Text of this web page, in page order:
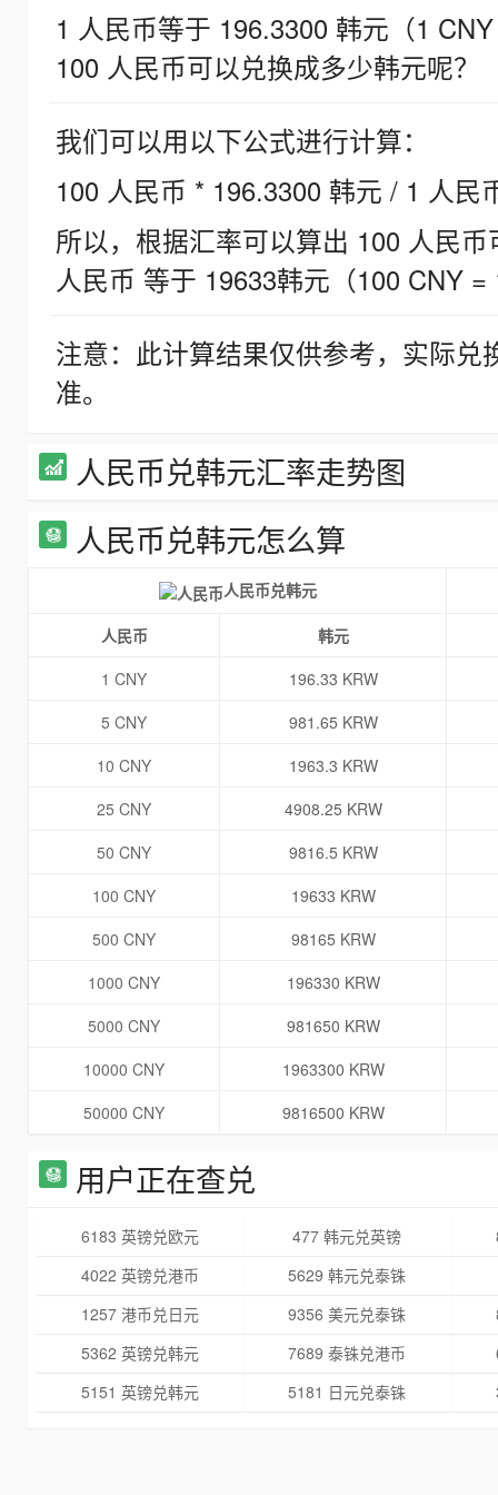
1 人民币等于 196.3300 韩元（1
100 人民币可以兑换成多少韩元呢？
我们可以用以下公式进行计算：
100 人民币 * 196.3300 韩元 / 1 人民
所以，根据汇率可以算出 100 人民
人民币 等于 19633韩元（100 CNY =
注意：此计算结果仅供参考，实际
准。
人民币兑韩元汇率走势图
人民币兑韩元怎么算
人民币兑韩元
人民币
韩元
1 CNY
196.33 KRW
5 CNY
981.65 KRW
10 CNY
1963.3 KRW
25 CNY
4908.25 KRW
50 CNY
9816.5 KRW
100 CNY
19633 KRW
500 CNY
98165 KRW
1000 CNY
196330 KRW
5000 CNY
981650 KRW
10000 CNY
1963300 KRW
50000 CNY
9816500 KRW
用户正在查兑
6183 英镑兑欧元 477 韩元兑英镑
4022 英镑兑港币
5629 韩元兑泰铢
1257 港币兑日元
9356 美元兑泰铢
5362 英镑兑韩元
7689 泰铢兑港币
5151 英镑兑韩元
5181 日元兑泰铢